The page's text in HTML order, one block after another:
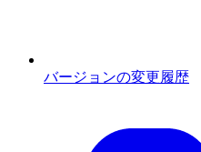
バージョンの変更履歴